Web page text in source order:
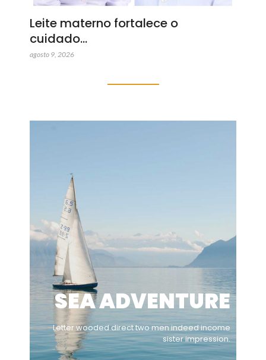
Leite materno fortalece o
cuidado…
agosto 9, 2026
SEA ADVENTURE
Letter wooded direct two men indeed income
sister impression.